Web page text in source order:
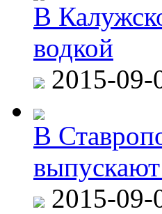
В
водкой
2015-09-
В
2015-09-